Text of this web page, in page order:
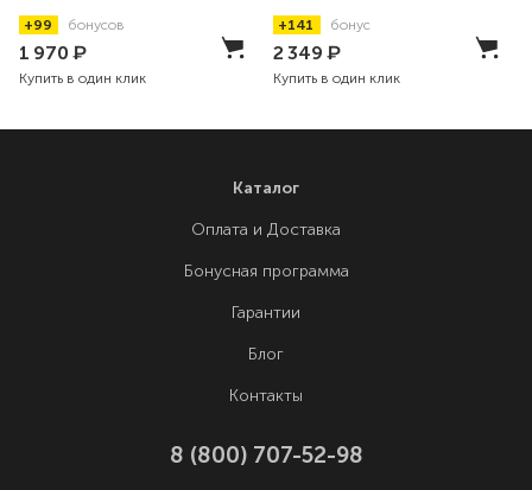
+99 бонусов
1 970₽
Купить в один клик
+141 бонус
2 349₽
Купить в один клик
Каталог
Оплата и Доставка
Бонусная программа
Гарантии
Блог
Контакты
8 (800) 707-52-98